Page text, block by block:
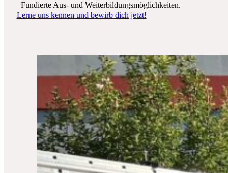
Fundierte Aus- und Weiterbildungsmöglichkeiten.
Lerne uns kennen und bewirb dich jetzt!